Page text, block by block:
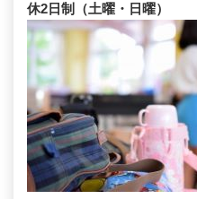
休2日制（土曜・日曜）